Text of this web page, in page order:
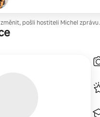
pošli hostiteli Michel zprávu.